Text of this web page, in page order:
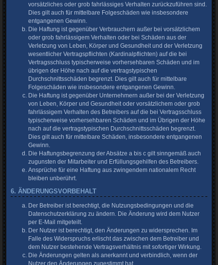
vorsätzliches oder grob fahrlässiges Verhalten zurückzuführen sind.
Dies gilt auch für mittelbare Folgeschäden wie insbesondere
entgangenen Gewinn.
Die Haftung ist gegenüber Verbrauchern außer bei vorsätzlichem
oder grob fahrlässigem Verhalten oder bei Schäden aus der
Verletzung von Leben, Körper und Gesundheit und der Verletzung
wesentlicher Vertragspflichten (Kardinalpflichten) auf die bei
Vertragsschluss typischerweise vorhersehbaren Schäden und im
übrigen der Höhe nach auf die vertragstypischen
Durchschnittsschäden begrenzt. Dies gilt auch für mittelbare
Folgeschäden wie insbesondere entgangenen Gewinn.
Die Haftung ist gegenüber Unternehmern außer bei der Verletzung
von Leben, Körper und Gesundheit oder vorsätzlichem oder grob
fahrlässigem Verhalten des Betreibers auf die bei Vertragsschluss
typischerweise vorhersehbaren Schäden und im Übrigen der Höhe
nach auf die vertragstypischen Durchschnittsschäden begrenzt.
Dies gilt auch für mittelbare Schäden, insbesondere entgangenen
Gewinn.
Die Haftungsbegrenzung der Absätze a bis c gilt sinngemäß auch
zugunsten der Mitarbeiter und Erfüllungsgehilfen des Betreibers.
Ansprüche für eine Haftung aus zwingendem nationalem Recht
bleiben unberührt.
6. ÄNDERUNGSVORBEHALT
Der Betreiber ist berechtigt, die Nutzungsbedingungen und die
Datenschutzerklärung zu ändern. Die Änderung wird dem Nutzer
per E-Mail mitgeteilt.
Der Nutzer ist berechtigt, den Änderungen zu widersprechen. Im
Falle des Widerspruchs erlischt das zwischen dem Betreiber und
dem Nutzer bestehende Vertragsverhältnis mit sofortiger Wirkung.
Die Änderungen gelten als anerkannt und verbindlich, wenn der
Nutzer den Änderungen zugestimmt hat.